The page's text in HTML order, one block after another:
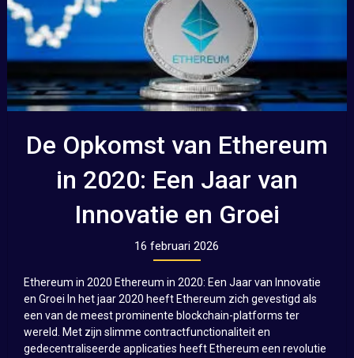
De Opkomst van Ethereum
in 2020: Een Jaar van
Innovatie en Groei
16 februari 2026
Ethereum in 2020 Ethereum in 2020: Een Jaar van Innovatie
en Groei In het jaar 2020 heeft Ethereum zich gevestigd als
een van de meest prominente blockchain-platforms ter
wereld. Met zijn slimme contractfunctionaliteit en
gedecentraliseerde applicaties heeft Ethereum een revolutie